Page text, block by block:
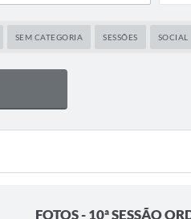
SEM CATEGORIA SESSÕES SOCIAL
FOTOS - 10ª SESSÃO